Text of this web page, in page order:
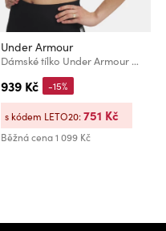
Under Armour
Dámské tílko Under Armour UA Motion Sport Tape Tank-BLK
939 Kč
Běžná cena1 099 Kč
-15%
s kódem LETO20:751 Kč